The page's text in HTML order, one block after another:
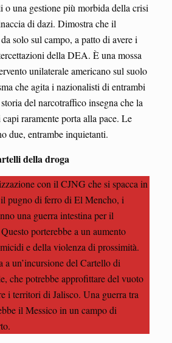
o una gestione più morbida della crisi
di dazi. Dimostra che il
solo sul campo, a patto di avere i
della DEA. È una mossa
unilaterale americano sul suolo
che agita i nazionalisti di entrambi
del narcotraffico insegna che la
raramente porta alla pace. Le
due, entrambe inquietanti.
della droga
con il CJNG che si spacca in
pugno di ferro di El Mencho, i
una guerra intestina per il
porterebbe a un aumento
e della violenza di prossimità.
a un’incursione del Cartello di
che potrebbe approfittare del vuoto
i territori di Jalisco. Una guerra tra
il Messico in un campo di